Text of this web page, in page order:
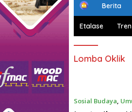
H
m
e
Berita
Etalase Tren
Lomba Oklik
Sosial Budaya,